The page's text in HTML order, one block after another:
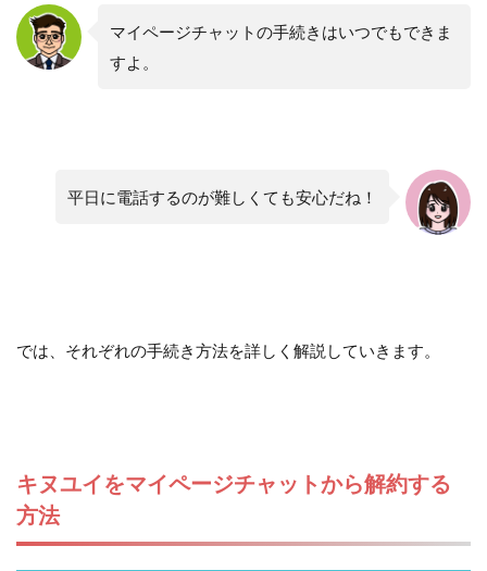
マイページチャットの手続きはいつでもできま
すよ。
平日に電話するのが難しくても安心だね！
では、それぞれの手続き方法を詳しく解説していきます。
キヌユイをマイページチャットから解約する
方法